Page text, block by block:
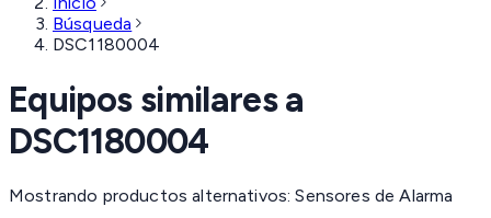
Búsqueda
DSC1180004
Equipos similares a
DSC1180004
Mostrando productos alternativos: Sensores de Alarma